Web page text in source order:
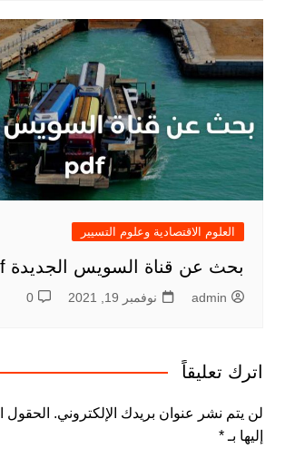
العلوم الاقتصادية وعلوم التسيير
بحث عن قناة السويس الجديدة pdf
admin نوفمبر 19, 2021 0
اترك تعليقاً
لن يتم نشر عنوان بريدك الإلكتروني. الحقول
إليها بـ *